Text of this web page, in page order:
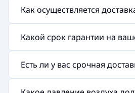
Как осуществляется
Какой срок гарантии на
Есть ли у вас срочная